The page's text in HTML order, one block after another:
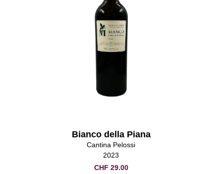
Bianco della Piana
Cantina Pelossi
2023
CHF 29.00